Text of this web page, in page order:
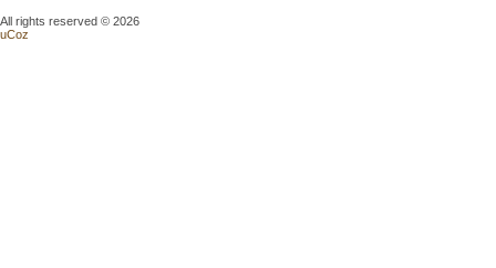
All rights reserved © 2026
uCoz